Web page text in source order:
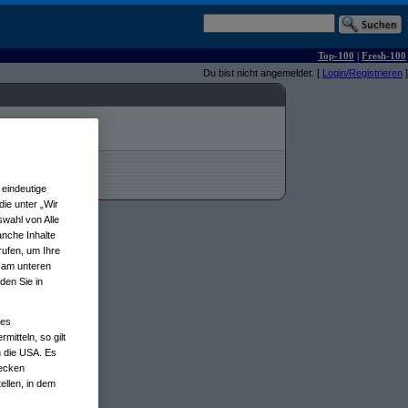
Top-100 | Fresh-100
Du bist nicht angemeldet. [ Login/Registrieren ]
unter „Wir
von Alle
Inhalte
um Ihre
unteren
Sie in
so gilt
die USA. Es
in dem